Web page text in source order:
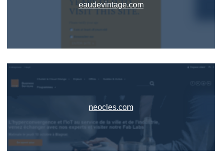
eaudevintage.com
neocles.com